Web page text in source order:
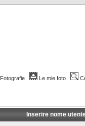
Fotografie Le mie foto
Inserire nome